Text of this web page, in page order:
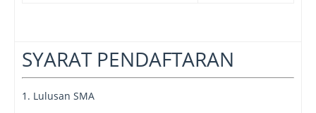
SYARAT PENDAFTARAN
1. Lulusan SMA